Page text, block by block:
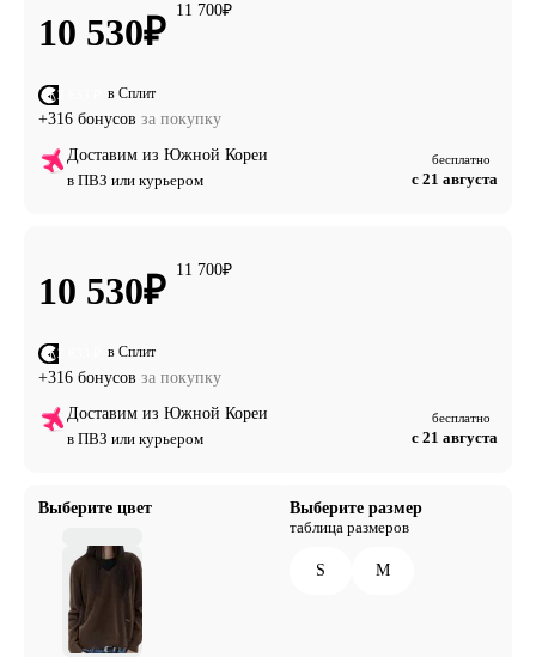
10 530₽
11 700₽
от 2 633 ₽ в Сплит
+316 бонусов за покупку
Доставим из Южной Кореи
в ПВЗ или курьером
бесплатно
с 21 августа
10 530₽
11 700₽
от 2 633 ₽ в Сплит
+316 бонусов за покупку
Доставим из Южной Кореи
в ПВЗ или курьером
бесплатно
с 21 августа
Выберите цвет
Выберите размер
таблица размеров
S M